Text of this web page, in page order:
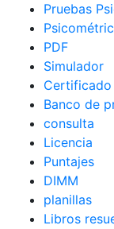
Pruebas
PDF
Simulador
Banco de
consulta
Licencia
Puntajes
DIMM
planillas
Libros